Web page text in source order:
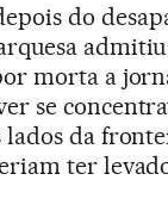
do
morta a
se
lados da
ter